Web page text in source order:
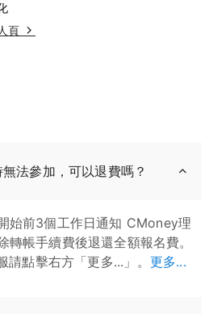
頁
法參加，可以退費嗎？
始前3個工作日通知 CMoney理
轉帳手續費後退還全額報名費。
點擊右方「更多...」。 更多...